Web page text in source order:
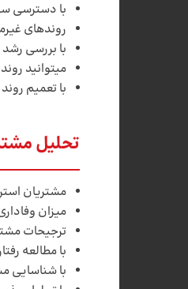
با دسترسی
روندهای
با بررسی
می­توانید
با تعمیم
تحلیل
مشتریان
میزان
ترجیحات
با مطالعه
با شناسایی